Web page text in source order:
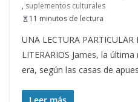
, suplementos culturales
11 minutos de lectura
UNA LECTURA PARTICULAR
LITERARIOS James, la
era, según las casas de